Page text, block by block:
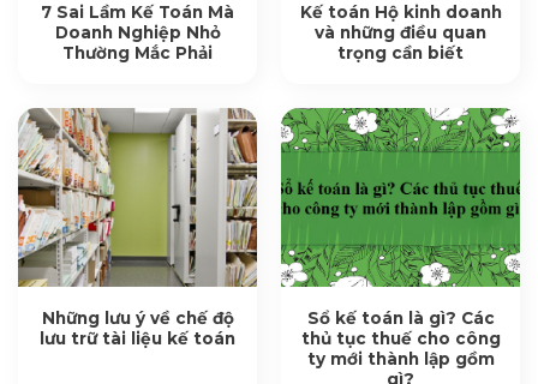
7 Sai Lầm Kế Toán Mà
Doanh Nghiệp Nhỏ
Thường Mắc Phải
Kế toán Hộ kinh doanh
và những điều quan
trọng cần biết
Những lưu ý về chế độ
lưu trữ tài liệu kế toán
Sổ kế toán là gì? Các
thủ tục thuế cho công
ty mới thành lập gồm
gì?